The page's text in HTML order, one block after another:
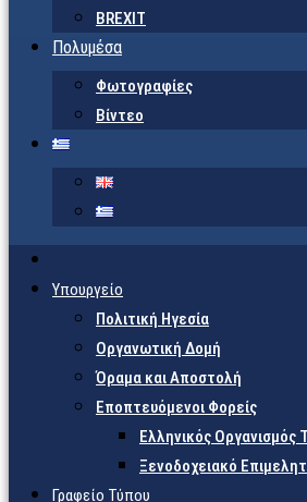
BREXIT
Πολυμέσα
Φωτογραφίες
Βίντεο
Υπουργείο
Πολιτική Ηγεσία
Οργανωτική Δομή
Όραμα και Αποστολή
Εποπτευόμενοι Φορείς
Eλληνικός Οργανισμός
Ξενοδοχειακό
Γραφείο Τύπου